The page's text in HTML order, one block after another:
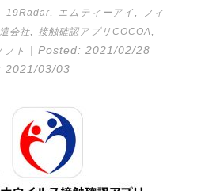
-19Radar エムティーアイ
フィ
会社 接触確認アプリCOCOA
フト | Posted: 2021/02/28
2021/03/03